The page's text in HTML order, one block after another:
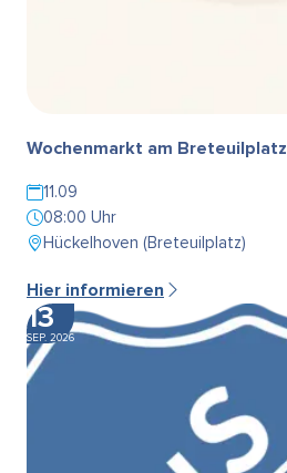
Wochenmarkt am Breteuilplatz
11.09
08:00 Uhr
Hückelhoven (Breteuilplatz)
Hier informieren
13
SEP. 2026